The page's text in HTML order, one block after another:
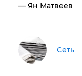
— Ян Матвеев
Сеть